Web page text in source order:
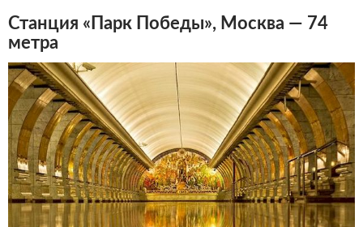
Станция «Парк Победы», Москва — 74
метра